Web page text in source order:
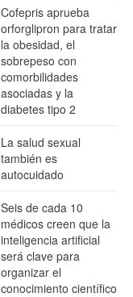
Cofepris aprueba
orforglipron para tratar
la obesidad, el
sobrepeso con
comorbilidades
asociadas y la
diabetes tipo 2
La salud sexual
también es
autocuidado
Seis de cada 10
médicos creen que la
inteligencia artificial
será clave para
organizar el
conocimiento científico